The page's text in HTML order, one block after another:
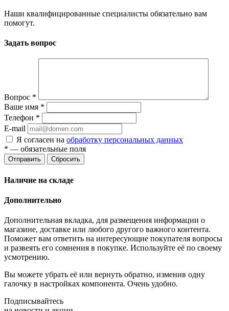
Наши квалифицированные специалисты обязательно вам
помогут.
Задать вопрос
Вопрос *
Ваше имя *
Телефон *
E-mail
Я согласен на обработку персональных данных
* — обязательные поля
Отправить Сбросить
Наличие на складе
Дополнительно
Дополнительная вкладка, для размещения информации о
магазине, доставке или любого другого важного контента.
Поможет вам ответить на интересующие покупателя вопросы
и развеять его сомнения в покупке. Используйте её по своему
усмотрению.
Вы можете убрать её или вернуть обратно, изменив одну
галочку в настройках компонента. Очень удобно.
Подписывайтесь